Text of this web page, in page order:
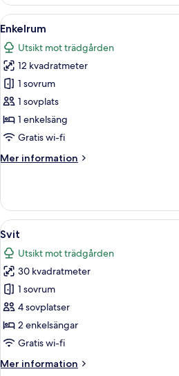
Öppna
alla
foton
för
Enkelrum
Ett
4
Enkelrum
Utsikt mot trädgården
12 kvadratmeter
1 sovrum
1 sovplats
1 enkelsäng
Gratis wi-fi
Mer information
Mer
Öppna
alla
foton
för
Svit
Ett
13
Svit
Utsikt mot trädgården
30 kvadratmeter
1 sovrum
4 sovplatser
2 enkelsängar
Gratis wi-fi
Mer information
Mer